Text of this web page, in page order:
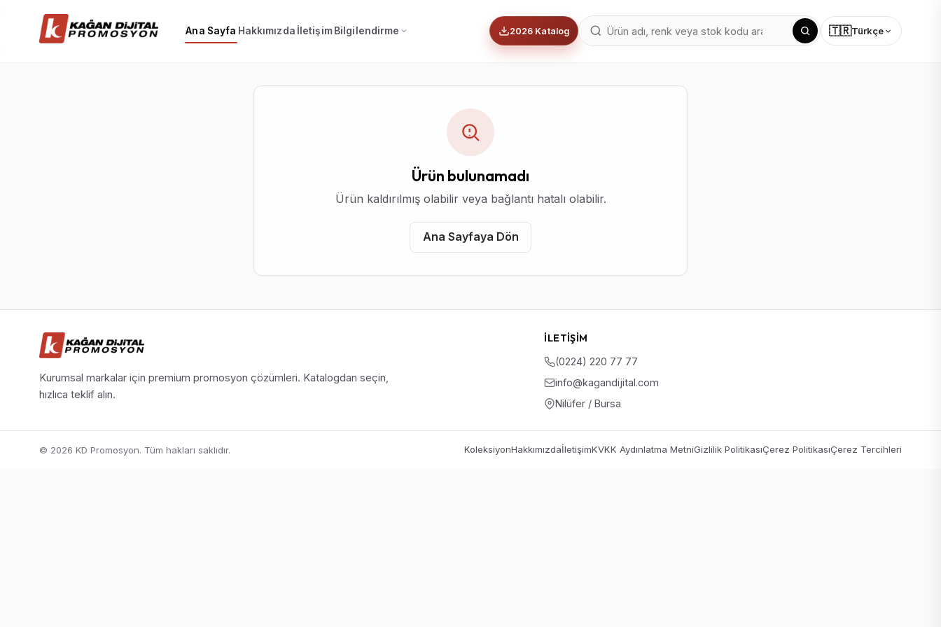
Ana Sayfa Hakkımızda İletişim Bilgilendirme 2026 Katalog 🇹🇷Türkçe
Ürün bulunamadı
Ürün kaldırılmış olabilir veya bağlantı hatalı olabilir.
Ana Sayfaya Dön
Kurumsal markalar için premium promosyon çözümleri. Katalogdan seçin,
hızlıca teklif alın.
İLETIŞIM
(0224) 220 77 77
info@kagandijital.com
Nilüfer / Bursa
© 2026 KD Promosyon. Tüm hakları saklıdır. KoleksiyonHakkımızdaİletişimKVKK Aydınlatma MetniGizlilik PolitikasıÇerez PolitikasıÇerez Tercihleri